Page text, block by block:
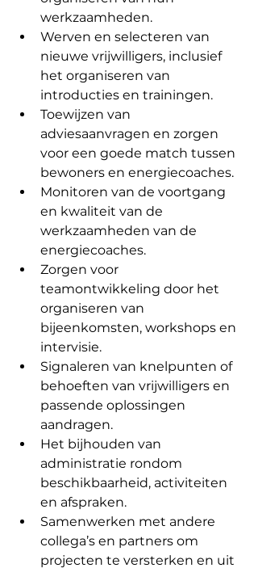
werkzaamheden.
Werven en selecteren van
nieuwe vrijwilligers, inclusief
het organiseren van
introducties en trainingen.
Toewijzen van
adviesaanvragen en zorgen
voor een goede match tussen
bewoners en energiecoaches.
Monitoren van de voortgang
en kwaliteit van de
werkzaamheden van de
energiecoaches.
Zorgen voor
teamontwikkeling door het
organiseren van
bijeenkomsten, workshops en
intervisie.
Signaleren van knelpunten of
behoeften van vrijwilligers en
passende oplossingen
aandragen.
Het bijhouden van
administratie rondom
beschikbaarheid, activiteiten
en afspraken.
Samenwerken met andere
collega’s en partners om
projecten te versterken en uit